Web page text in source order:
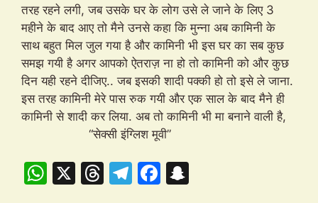
तरह रहने लगी, जब उसके घर के लोग उसे ले जाने के लिए 3
महीने के बाद आए तो मैने उनसे कहा कि मुन्ना अब कामिनी के
साथ बहुत मिल जुल गया है और कामिनी भी इस घर का सब कुछ
समझ गयी है अगर आपको ऐतराज़ ना हो तो कामिनी को और कुछ
दिन यही रहने दीजिए.. जब इसकी शादी पक्की हो तो इसे ले जाना.
इस तरह कामिनी मेरे पास रुक गयी और एक साल के बाद मैने ही
कामिनी से शादी कर लिया. अब तो कामिनी भी मा बनाने वाली है,
“सेक्सी इंग्लिश मूवी”
W X
T
T
F